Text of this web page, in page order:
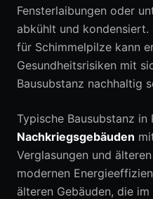
Fensterlaibungen oder
abkühlt und kondensiert.
für Schimmelpilze kann
Gesundheitsrisiken mit
Bausubstanz nachhaltig
Typische Bausubstanz
Nachkriegsgebäuden
Verglasungen und
modernen
älteren Gebäuden, die